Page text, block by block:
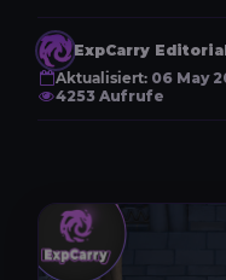
ExpCarry
Aktualisiert: 06 May
4253 Aufrufe